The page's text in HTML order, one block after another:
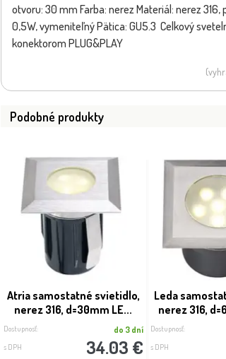
otvoru: 30 mm Farba: nerez Materiál: nerez 316,
0,5W, vymeniteľný Pätica: GU5.3 Celkový
konektorom PLUG&PLAY
Podobné produkty
Atria samostatné svietidlo,
nerez 316, d=30mm LE...
Dostupnosť: do 3 dní
s DPH 34.03 €
Leda
nerez 316,
Dostupnosť:
s DPH